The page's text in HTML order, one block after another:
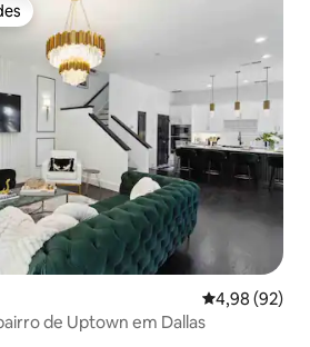
4,98 de uma
4,98 (92)
de Uptown em Dallas